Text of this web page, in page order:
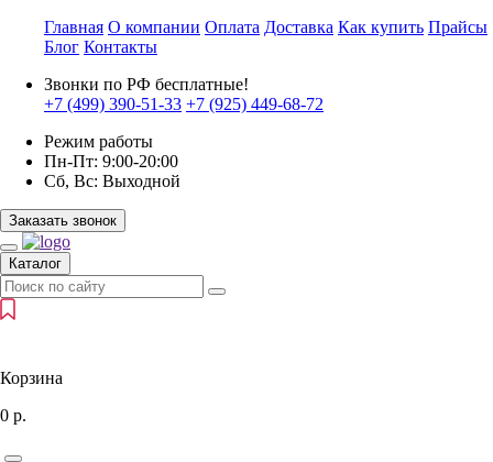
Главная О компании Оплата Доставка Как купить Прайсы
Блог Контакты
Звонки по РФ бесплатные!
+7 (499) 390-51-33 +7 (925) 449-68-72
Режим работы
Пн-Пт: 9:00-20:00
Сб, Вс: Выходной
Заказать звонок
Каталог
Корзина
0 р.